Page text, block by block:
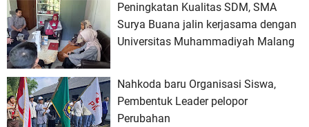
Peningkatan Kualitas SDM, SMA
Surya Buana jalin kerjasama dengan
Universitas Muhammadiyah Malang
Nahkoda baru Organisasi Siswa,
Pembentuk Leader pelopor
Perubahan